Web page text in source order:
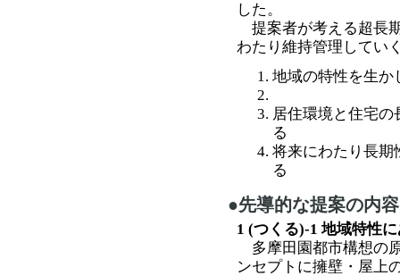
した。
提案者が考える超長
わたり維持管理してい
地域の特性を生
居住環境と住宅
る
将来にわたり長
る
●先導的な提案の内
1 (つくる)-1 地域特性
多摩田園都市構想の
ンセプトに擁壁・屋上